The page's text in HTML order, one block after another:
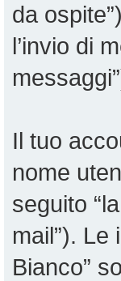
da
l’invio di
Il tuo
nome
seguito
mail”). Le
Bianco”